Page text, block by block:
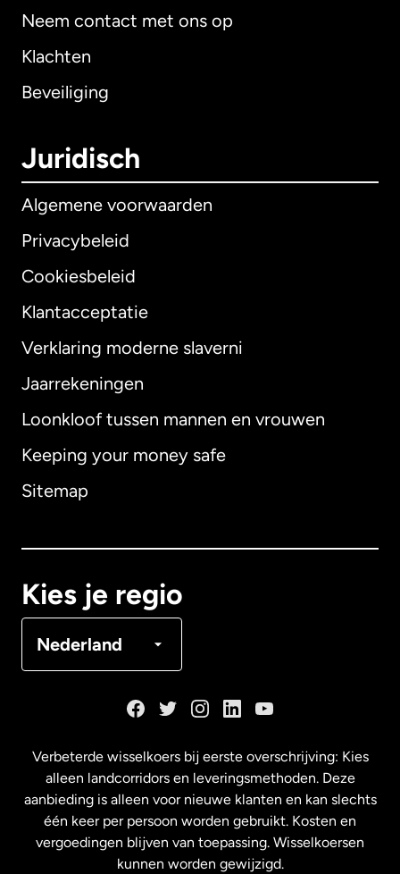
Neem contact met ons op
Klachten
Beveiliging
Juridisch
Algemene voorwaarden
Privacybeleid
Cookiesbeleid
Klantacceptatie
Verklaring moderne slaverni
Jaarrekeningen
Loonkloof tussen mannen en vrouwen
Keeping your money safe
Sitemap
Kies je regio
Nederland
Internationaal English
Australië
Maleisië
Nederland
Verbeterde wisselkoers bij eerste overschrijving: Kies
alleen landcorridors en leveringsmethoden. Deze
aanbieding is alleen voor nieuwe klanten en kan slechts
één keer per persoon worden gebruikt. Kosten en
vergoedingen blijven van toepassing. Wisselkoersen
kunnen worden gewijzigd.